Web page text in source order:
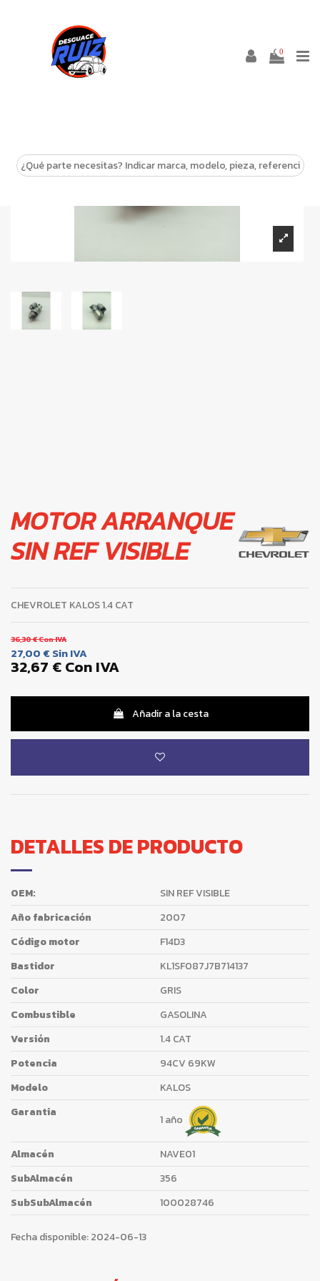
0
MOTOR ARRANQUE
SIN REF VISIBLE
CHEVROLET KALOS 1.4 CAT
36,30 €Con IVA
27,00 € Sin IVA
32,67 €Con IVA
Añadir a la cesta
DETALLES DE PRODUCTO
OEM:
SIN REF VISIBLE
Año fabricación
2007
Código motor
F14D3
Bastidor
KL1SF087J7B714137
Color
GRIS
Combustible
GASOLINA
Versión
1.4 CAT
Potencia
94CV 69KW
Modelo
KALOS
Garantia
1 año
Almacén
NAVE01
SubAlmacén
356
SubSubAlmacén
100028746
Fecha disponible:2024-06-13